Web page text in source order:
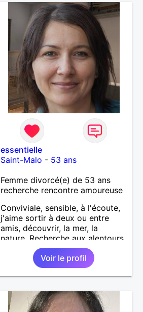
essentielle
Saint-Malo - 53 ans
Femme divorcé(e) de 53 ans
recherche rencontre amoureuse
Conviviale, sensible, à l'écoute,
j'aime sortir à deux ou entre
amis, découvrir, la mer, la
nature. Recherche aux alentours
de Saint-Malo
Voir le profil